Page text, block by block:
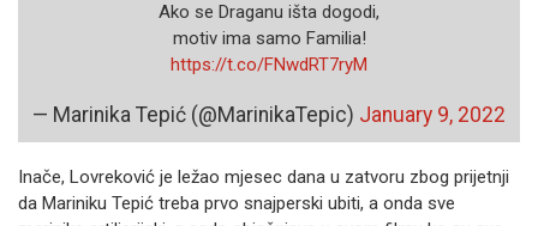
Ako se Draganu išta dogodi,
motiv ima samo Familia!
https://t.co/FNwdRT7ryM
— Marinika Tepić (@MarinikaTepic) January 9, 2022
Inače, Lovreković je ležao mjesec dana u zatvoru zbog prijetnji
da Mariniku Tepić treba prvo snajperski ubiti, a onda sve